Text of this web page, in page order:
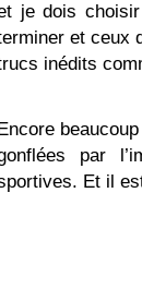
je dois
et ceux
inédits
par
Et il